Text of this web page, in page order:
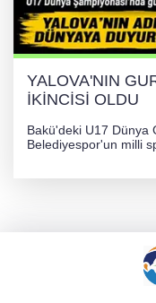
YALOVA'NIN
İKİNCİSİ OLDU
Bakü'deki U17 Dünya
Belediyespor'un milli